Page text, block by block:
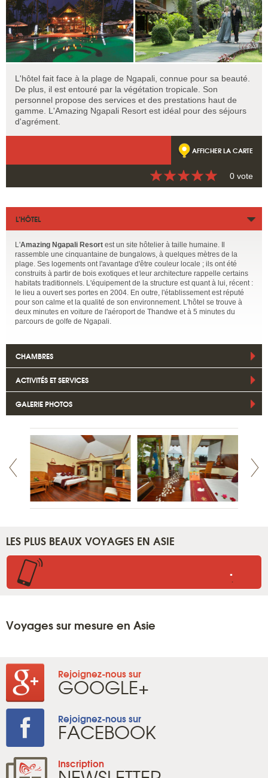
L'hôtel fait face à la plage de Ngapali, connue pour sa beauté.
De plus, il est entouré par la végétation tropicale. Son
personnel propose des services et des prestations haut de
gamme. L'Amazing Ngapali Resort est idéal pour des séjours
d'agrément.
AFFICHER LA CARTE
0 vote
L’HÔTEL
L'Amazing Ngapali Resort est un site hôtelier à taille humaine. Il
rassemble une cinquantaine de bungalows, à quelques mètres de la
plage. Ses logements ont l'avantage d'être couleur locale ; ils ont été
construits à partir de bois exotiques et leur architecture rappelle certains
habitats traditionnels. L'équipement de la structure est quant à lui, récent :
le lieu a ouvert ses portes en 2004. En outre, l'établissement est réputé
pour son calme et la qualité de son environnement. L'hôtel se trouve à
deux minutes en voiture de l'aéroport de Thandwe et à 5 minutes du
parcours de golfe de Ngapali.
CHAMBRES
ACTIVITÉS ET SERVICES
GALERIE PHOTOS
LES PLUS BEAUX VOYAGES EN ASIE
..
Voyages sur mesure en Asie
Rejoignez-nous sur
GOOGLE+
Rejoignez-nous sur
FACEBOOK
Inscription